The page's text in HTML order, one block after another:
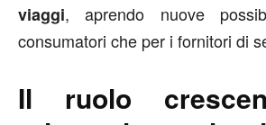
viaggi, aprendo nuove
consumatori che per i fornitori di
Il ruolo